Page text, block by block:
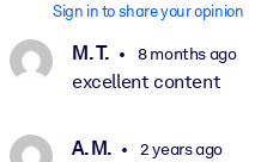
Sign in to share your opinion
M. T. 8 months ago
excellent content
A. M. 2 years ago